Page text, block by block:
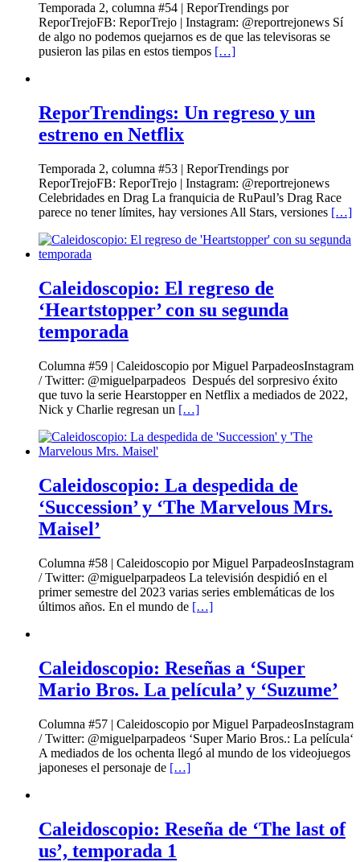
Temporada 2, columna #54 | ReporTrendings por
ReporTrejoFB: ReporTrejo | Instagram: @reportrejonews Sí
de algo no podemos quejarnos es de que las televisoras se
pusieron las pilas en estos tiempos […]
ReporTrendings: Un regreso y un
estreno en Netflix
Temporada 2, columna #53 | ReporTrendings por
ReporTrejoFB: ReporTrejo | Instagram: @reportrejonews
Celebridades en Drag La franquicia de RuPaul’s Drag Race
parece no tener límites, hay versiones All Stars, versiones […]
Caleidoscopio: El regreso de
‘Heartstopper’ con su segunda
temporada
Columna #59 | Caleidoscopio por Miguel ParpadeosInstagram
/ Twitter: @miguelparpadeos Después del sorpresivo éxito
que tuvo la serie Hearstopper en Netflix a mediados de 2022,
Nick y Charlie regresan un […]
Caleidoscopio: La despedida de
‘Succession’ y ‘The Marvelous Mrs.
Maisel’
Columna #58 | Caleidoscopio por Miguel ParpadeosInstagram
/ Twitter: @miguelparpadeos La televisión despidió en el
primer semestre del 2023 varias series emblemáticas de los
últimos años. En el mundo de […]
Caleidoscopio: Reseñas a ‘Super
Mario Bros. La película’ y ‘Suzume’
Columna #57 | Caleidoscopio por Miguel ParpadeosInstagram
/ Twitter: @miguelparpadeos ‘Super Mario Bros.: La película‘
A mediados de los ochenta llegó al mundo de los videojuegos
japoneses el personaje de […]
Caleidoscopio: Reseña de ‘The last of
us’, temporada 1